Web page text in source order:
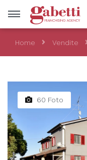
Vendite
Tipologia
Home Vendite
60 Foto